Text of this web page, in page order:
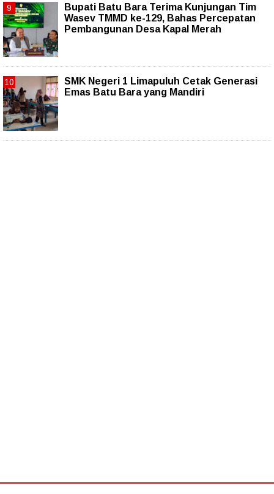
Bupati Batu Bara Terima Kunjungan Tim
Wasev TMMD ke-129, Bahas Percepatan
Pembangunan Desa Kapal Merah
SMK Negeri 1 Limapuluh Cetak Generasi
Emas Batu Bara yang Mandiri